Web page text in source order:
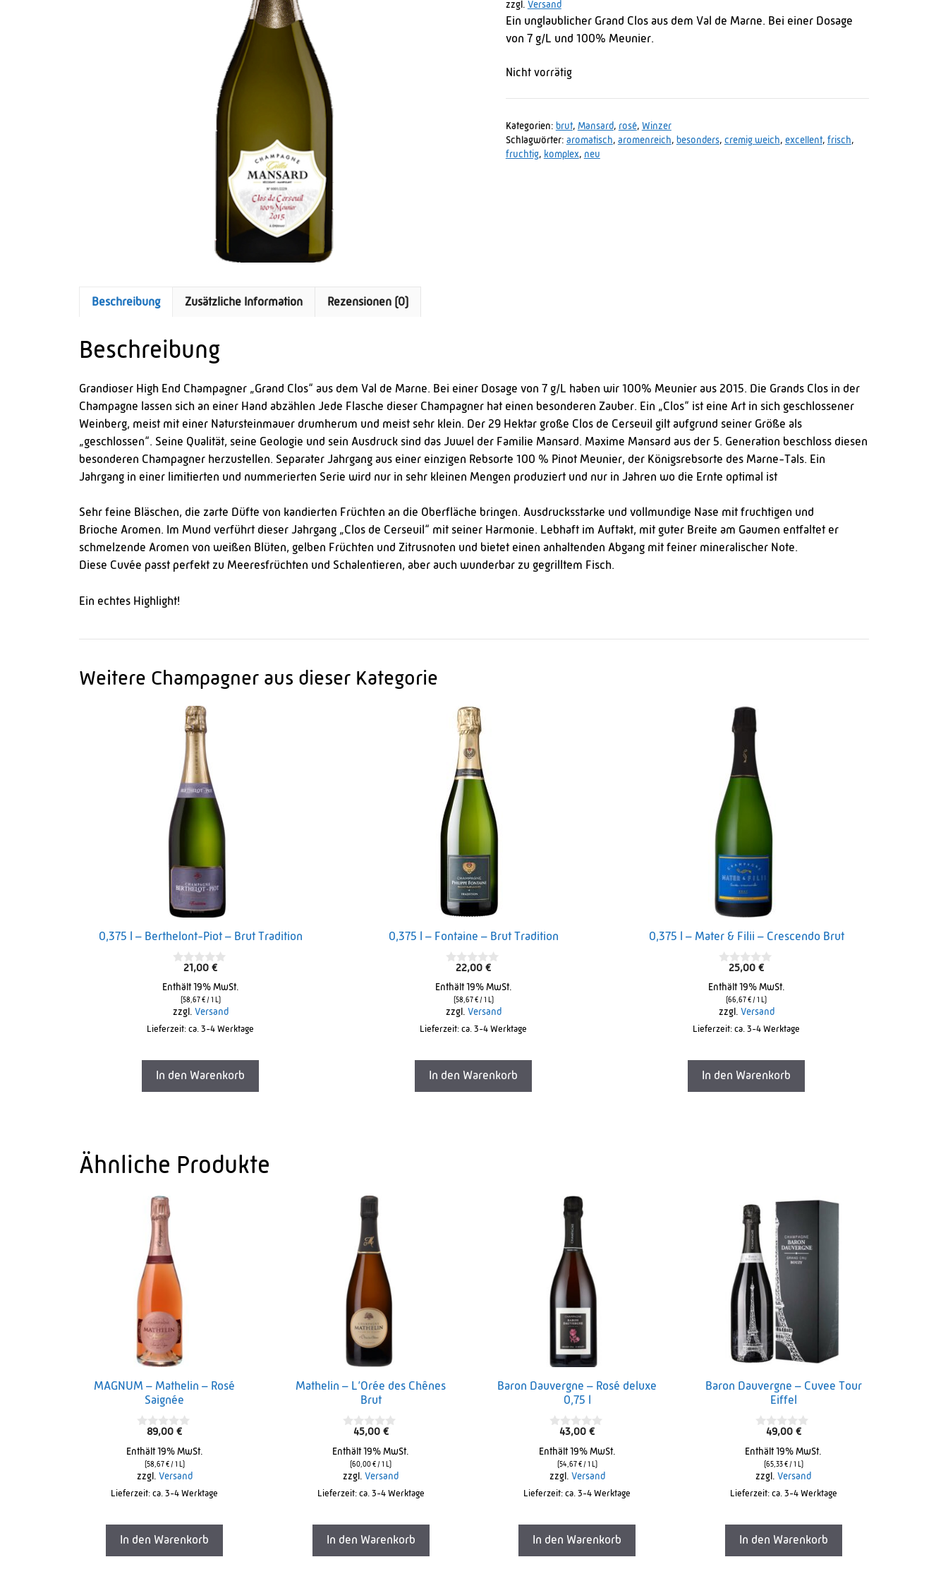
zzgl. Versand
Ein unglaublicher Grand Clos aus dem Val de Marne. Bei einer Dosage
von 7 g/L und 100% Meunier.
Nicht vorrätig
Kategorien: brut, Mansard, rosé, Winzer
Schlagwörter: aromatisch, aromenreich, besonders, cremig weich, excellent, frisch,
fruchtig, komplex, neu
Beschreibung Zusätzliche Information Rezensionen (0)
Beschreibung
Grandioser High End Champagner „Grand Clos“ aus dem Val de Marne. Bei einer Dosage von 7 g/L haben wir 100% Meunier aus 2015. Die Grands Clos in der
Champagne lassen sich an einer Hand abzählen Jede Flasche dieser Champagner hat einen besonderen Zauber. Ein „Clos“ ist eine Art in sich geschlossener
Weinberg, meist mit einer Natursteinmauer drumherum und meist sehr klein. Der 29 Hektar große Clos de Cerseuil gilt aufgrund seiner Größe als
„geschlossen“. Seine Qualität, seine Geologie und sein Ausdruck sind das Juwel der Familie Mansard. Maxime Mansard aus der 5. Generation beschloss diesen
besonderen Champagner herzustellen. Separater Jahrgang aus einer einzigen Rebsorte 100 % Pinot Meunier, der Königsrebsorte des Marne-Tals. Ein
Jahrgang in einer limitierten und nummerierten Serie wird nur in sehr kleinen Mengen produziert und nur in Jahren wo die Ernte optimal ist
Sehr feine Bläschen, die zarte Düfte von kandierten Früchten an die Oberfläche bringen. Ausdrucksstarke und vollmundige Nase mit fruchtigen und
Brioche Aromen. Im Mund verführt dieser Jahrgang „Clos de Cerseuil“ mit seiner Harmonie. Lebhaft im Auftakt, mit guter Breite am Gaumen entfaltet er
schmelzende Aromen von weißen Blüten, gelben Früchten und Zitrusnoten und bietet einen anhaltenden Abgang mit feiner mineralischer Note.
Diese Cuvée passt perfekt zu Meeresfrüchten und Schalentieren, aber auch wunderbar zu gegrilltem Fisch.
Ein echtes Highlight!
Weitere Champagner aus dieser Kategorie
0,375 l – Berthelont-Piot – Brut Tradition
o
u
o
5
21,00€
Enthält 19% MwSt.
58,67 €/ 1 L)
zzgl. Versand
Lieferzeit: ca. 3-4 Werktage
In den Warenkorb
0,375 l – Fontaine – Brut Tradition
o
u
o
5
22,00€
Enthält 19% MwSt.
58,67 €/ 1 L)
zzgl. Versand
Lieferzeit: ca. 3-4 Werktage
In den Warenkorb
0,375 l – Mater & Filii – Crescendo Brut
o
u
o
5
25,00€
Enthält 19% MwSt.
(66,67€ / 1 L)
zzgl. Versand
Lieferzeit: ca. 3-4 Werktage
In den Warenkorb
Ähnliche Produkte
MAGNUM – Mathelin – Rosé
Saignée
o
u
o
5
89,00€
Enthält 19% MwSt.
58,67 € / 1 L)
zzgl. Versand
Lieferzeit: ca. 3-4 Werktage
In den Warenkorb
Mathelin – L’Orée des Chênes
Brut
o
u
o
5
45,00 €
Enthält 19% MwSt.
(60,00€ / 1 L)
zzgl. Versand
Lieferzeit: ca. 3-4 Werktage
In den Warenkorb
Baron Dauvergne – Rosé deluxe
0,75 l
o
u
o
5
43,00€
Enthält 19% MwSt.
54,67 € / 1 L)
zzgl. Versand
Lieferzeit: ca. 3-4 Werktage
In den Warenkorb
Baron Dauvergne – Cuvee Tour
Eiffel
o
u
o
5
49,00 €
Enthält 19% MwSt.
65,33 € / 1 L)
zzgl. Versand
Lieferzeit: ca. 3-4 Werktage
In den Warenkorb